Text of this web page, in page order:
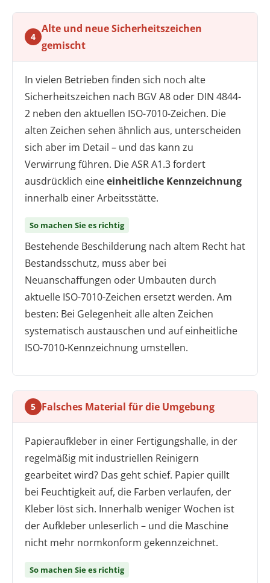
4
Alte und neue Sicherheitszeichen
gemischt
In vielen Betrieben finden sich noch alte
Sicherheitszeichen nach BGV A8 oder DIN 4844-
2 neben den aktuellen ISO-7010-Zeichen. Die
alten Zeichen sehen ähnlich aus, unterscheiden
sich aber im Detail – und das kann zu
Verwirrung führen. Die ASR A1.3 fordert
ausdrücklich eineeinheitliche Kennzeichnung
innerhalb einer Arbeitsstätte.
So machen Sie es richtig
Bestehende Beschilderung nach altem Recht hat
Bestandsschutz, muss aber bei
Neuanschaffungen oder Umbauten durch
aktuelle ISO-7010-Zeichen ersetzt werden. Am
besten: Bei Gelegenheit alle alten Zeichen
systematisch austauschen und auf einheitliche
ISO-7010-Kennzeichnung umstellen.
5 Falsches Material für die Umgebung
Papieraufkleber in einer Fertigungshalle, in der
regelmäßig mit industriellen Reinigern
gearbeitet wird? Das geht schief. Papier quillt
bei Feuchtigkeit auf, die Farben verlaufen, der
Kleber löst sich. Innerhalb weniger Wochen ist
der Aufkleber unleserlich – und die Maschine
nicht mehr normkonform gekennzeichnet.
So machen Sie es richtig